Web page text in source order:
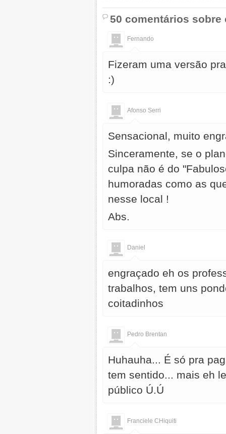
50 comentários sobre
Fernando
Fizeram uma versão
:)
Afonso Serri
Sensacional, muito
Sinceramente, se o
culpa não é do
humoradas como as
nesse local !
Abs.
Daniel
engraçado eh os
trabalhos, tem uns
coitadinhos
Pedro Brentan
Huhauha... É só pra
tem sentido... mais eh
público Ú.Ú
Franciele CHiquiti